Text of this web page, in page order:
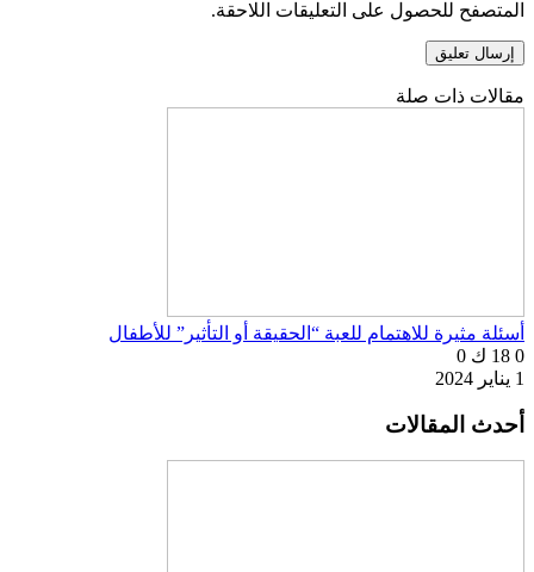
المتصفح للحصول على التعليقات اللاحقة.
مقالات ذات صلة
أسئلة مثيرة للاهتمام للعبة “الحقيقة أو التأثير” للأطفال
0 18 ك
0
1 يناير 2024
أحدث المقالات